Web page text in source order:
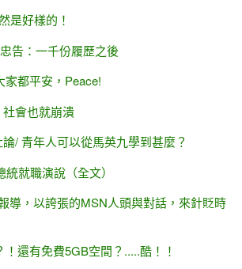
的心路歷程分享 （補習電腦、學習寫程
職...這位前輩都經歷過了）
課 - 電腦採購 + 程式入門
、招生文宣，實在是.............
Allen Kuo 的 ASP.NET 程式技巧進階班
肚皮小 -- 學程式設計，不是去餐廳吃到